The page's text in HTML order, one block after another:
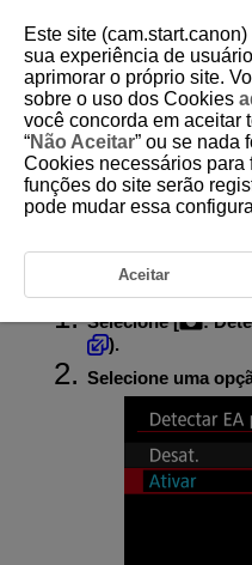
D375-072
AE para motivos
durante AF
Assunto a detectar].
Selecione [ :
).
Selecione uma
Este site
sua experiência de
aprimorar o próprio site.
sobre o uso dos Cookies
você concorda em aceitar
“Não Aceitar” ou se nada
Cookies necessários para
funções do site serão
pode mudar essa
Aceitar